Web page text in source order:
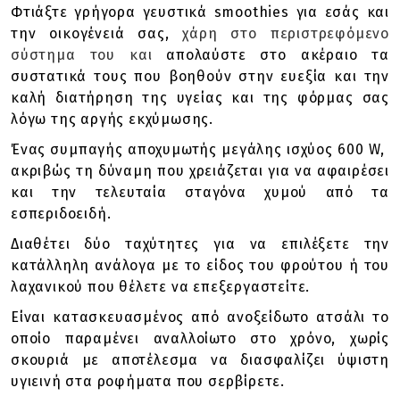
Φτιάξτε γρήγορα γευστικά smoothies για εσάς και
την οικογένειά σας,χάρη στο περιστρεφόμενο
σύστημα του και απολαύστε στο ακέραιο τα
συστατικά τους που βοηθούν στην ευεξία και την
καλή διατήρηση της υγείας και της φόρμας σας
λόγω της αργής εκχύμωσης.
Ένας συμπαγής αποχυμωτής μεγάλης ισχύος 600 W,
ακριβώς τη δύναμη που χρειάζεται για να αφαιρέσει
και την τελευταία σταγόνα χυμού από τα
εσπεριδοειδή.
Διαθέτει δύο ταχύτητες
για να επιλέξετε την
κατάλληλη ανάλογα με το είδος του φρούτου ή του
λαχανικού που θέλετε να επεξεργαστείτε.
Είναι κατασκευασμένος από ανοξείδωτο ατσάλι το
οποίο παραμένει αναλλοίωτο στο χρόνο, χωρίς
σκουριά με αποτέλεσμα να διασφαλίζει ύψιστη
υγιεινή στα ροφήματα που σερβίρετε.